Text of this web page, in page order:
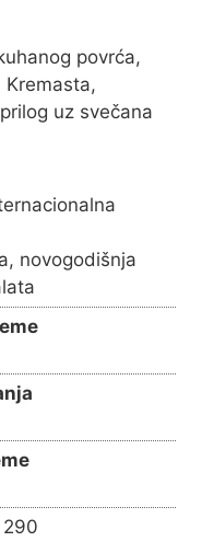
povrća,
Kremasta,
uz svečana
novogodišnja
290